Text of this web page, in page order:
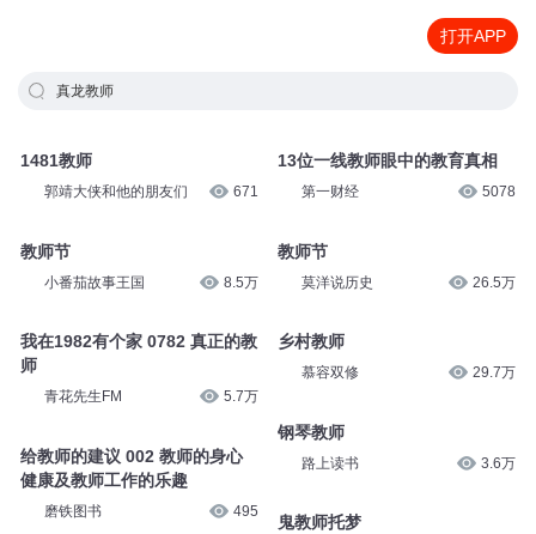
打开APP
真龙教师
1481教师
郭靖大侠和他的朋友们 671
教师节
小番茄故事王国 8.5万
我在1982有个家 0782 真正的教
师
青花先生FM 5.7万
给教师的建议 002 教师的身心
健康及教师工作的乐趣
磨铁图书 495
13位一线教师眼中的教育真相
第一财经 5078
教师节
莫洋说历史 26.5万
乡村教师
慕容双修 29.7万
钢琴教师
路上读书 3.6万
鬼教师托梦